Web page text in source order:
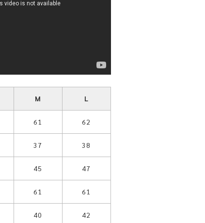
M L
61 62
37 38
45 47
61 61
40 42